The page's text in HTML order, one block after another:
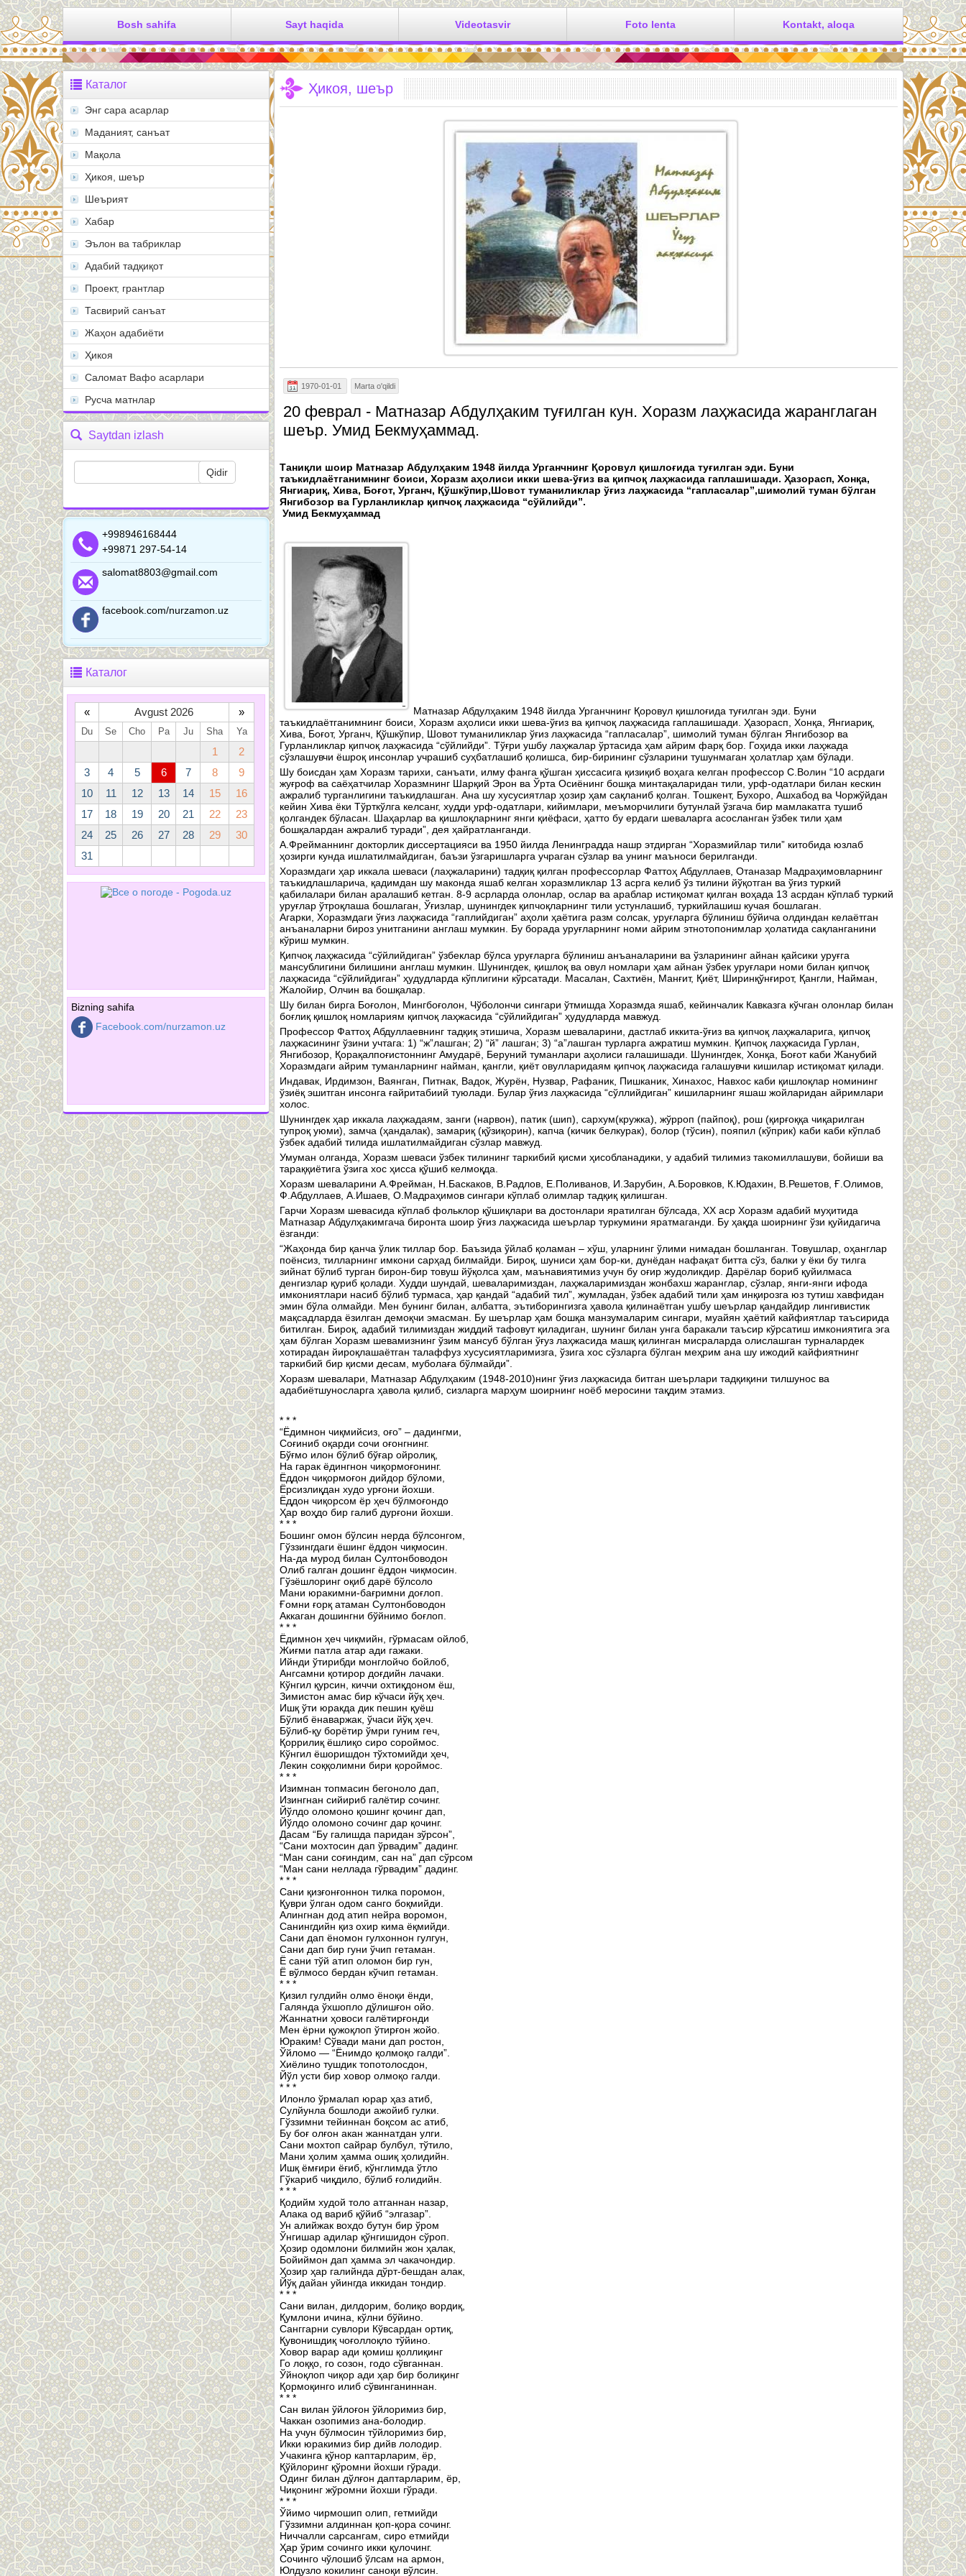
Bosh sahifa Sayt haqida Videotasvir Foto lenta Kontakt, aloqa
Каталог
Энг сара асарлар
Маданият, санъат
Мақола
Ҳикоя, шеър
Шеърият
Хабар
Эълон ва табриклар
Адабий тадқиқот
Проект, грантлар
Тасвирий санъат
Жаҳон адабиёти
Ҳикоя
Саломат Вафо асарлари
Русча матнлар
Saytdan izlash
+998946168444
+99871 297-54-14
salomat8803@gmail.com
facebook.com/nurzamon.uz
Каталог
« Avgust 2026 »
Du Se Cho Pa Ju Sha Ya
1
2
3
4 5 6 7 8
9
10
11 12 13 14 15
16
17
18 19 20 21 22
23
24
25 26 27 28 29
30
31
Bizning sahifa
Facebook.com/nurzamon.uz
Ҳикоя, шеър
1970-01-01 Marta o'qildi
20 феврал - Матназар Абдулҳаким туғилган кун. Хоразм лаҳжасида жаранглаган
шеър. Умид Бекмуҳаммад.
Таниқли шоир Матназар Абдулҳаким 1948 йилда Урганчнинг Қоровул қишлоғида туғилган эди. Буни
таъкидлаётганимнинг боиси, Хоразм аҳолиси икки шева-ўғиз ва қипчоқ лаҳжасида гаплашишади. Ҳазорасп, Хонқа,
Янгиариқ, Хива, Боғот, Урганч, Қўшкўпир,Шовот туманиликлар ўғиз лаҳжасида “гапласалар”,шимолий туман бўлган
Янгибозор ва Гурланликлар қипчоқ лаҳжасида “сўйлийди”.
Умид Бекмуҳаммад
Матназар Абдулҳаким 1948 йилда Урганчнинг Қоровул қишлоғида туғилган эди. Буни
таъкидлаётганимнинг боиси, Хоразм аҳолиси икки шева-ўғиз ва қипчоқ лаҳжасида гаплашишади. Ҳазорасп, Хонқа, Янгиариқ,
Хива, Боғот, Урганч, Қўшкўпир, Шовот туманиликлар ўғиз лаҳжасида “гапласалар”, шимолий туман бўлган Янгибозор ва
Гурланликлар қипчоқ лаҳжасида “сўйлийди”. Тўғри ушбу лаҳжалар ўртасида ҳам айрим фарқ бор. Гоҳида икки лаҳжада
сўзлашувчи ёшроқ инсонлар учрашиб суҳбатлашиб қолишса, бир-бирининг сўзларини тушунмаган ҳолатлар ҳам бўлади.
Шу боисдан ҳам Хоразм тарихи, санъати, илму фанга қўшган ҳиссасига қизиқиб воҳага келган профессор С.Волин “10 асрдаги
жуғроф ва саёҳатчилар Хоразмнинг Шарқий Эрон ва Ўрта Осиёнинг бошқа минтақаларидан тили, урф-одатлари билан кескин
ажралиб турганлигини таъкидлашган. Ана шу хусусиятлар ҳозир ҳам сақланиб қолган. Тошкент, Бухоро, Ашхабод ва Чоржўйдан
кейин Хива ёки Тўрткўлга келсанг, худди урф-одатлари, кийимлари, меъморчилиги бутунлай ўзгача бир мамлакатга тушиб
қолгандек бўласан. Шаҳарлар ва қишлоқларнинг янги қиёфаси, ҳатто бу ердаги шеваларга асосланган ўзбек тили ҳам
бошқалардан ажралиб туради”, дея ҳайратланганди.
А.Фрейманнинг докторлик диссертацияси ва 1950 йилда Ленинградда нашр этдирган “Хоразмийлар тили” китобида юзлаб
ҳозирги кунда ишлатилмайдиган, баъзи ўзгаришларга учраган сўзлар ва унинг маъноси берилганди.
Хоразмдаги ҳар иккала шеваси (лаҳжаларини) тадқиқ қилган профессорлар Фаттоҳ Абдуллаев, Отаназар Мадраҳимовларнинг
таъкидлашларича, қадимдан шу маконда яшаб келган хоразмликлар 13 асрга келиб ўз тилини йўқотган ва ўғиз туркий
қабилалари билан аралашиб кетган. 8-9 асрларда олонлар, ослар ва араблар истиқомат қилган воҳада 13 асрдан кўплаб туркий
уруғлар ўтроқлаша бошлаган, Ўғизлар, шунингдек қипчоқларнинг тили устунлашиб, туркийлашиш кучая бошлаган.
Агарки, Хоразмдаги ўғиз лаҳжасида “гаплийдиган” аҳоли ҳаётига разм солсак, уруғларга бўлиниш бўйича олдиндан келаётган
анъаналарни бироз унитганини англаш мумкин. Бу борада уруғларнинг номи айрим этнотопонимлар ҳолатида сақланганини
кўриш мумкин.
Қипчоқ лаҳжасида “сўйлийдиган” ўзбеклар бўлса уруғларга бўлиниш анъаналарини ва ўзларининг айнан қайсики уруғга
мансублигини билишини англаш мумкин. Шунингдек, қишлоқ ва овул номлари ҳам айнан ўзбек уруғлари номи билан қипчоқ
лаҳжасида “сўйлийдиган” ҳудудларда кўплигини кўрсатади. Масалан, Сахтиён, Манғит, Қиёт, Ширинқўнғирот, Қангли, Найман,
Жалойир, Олчин ва бошқалар.
Шу билан бирга Боғолон, Мингбоғолон, Чўболончи сингари ўтмишда Хоразмда яшаб, кейинчалик Кавказга кўчган олонлар билан
боғлиқ қишлоқ номлариям қипчоқ лаҳжасида “сўйлийдиган” ҳудудларда мавжуд.
Профессор Фаттоҳ Абдуллаевнинг тадқиқ этишича, Хоразм шеваларини, дастлаб иккита-ўғиз ва қипчоқ лаҳжаларига, қипчоқ
лаҳжасининг ўзини учтага: 1) “ж”лашган; 2) “й” лашган; 3) “а”лашган турларга ажратиш мумкин. Қипчоқ лаҳжасида Гурлан,
Янгибозор, Қорақалпоғистоннинг Амударё, Беруний туманлари аҳолиси галашишади. Шунингдек, Хонқа, Боғот каби Жанубий
Хоразмдаги айрим туманларнинг найман, қангли, қиёт овулларидаям қипчоқ лаҳжасида галашувчи кишилар истиқомат қилади.
Индавак, Ирдимзон, Ваянган, Питнак, Вадок, Журён, Нузвар, Рафаник, Пишканик, Хинахос, Навхос каби қишлоқлар номининг
ўзиёқ эшитган инсонга ғайритабиий туюлади. Булар ўғиз лаҳжасида “сўллийдиган” кишиларнинг яшаш жойларидан айримлари
холос.
Шунингдек ҳар иккала лаҳжадаям, занги (нарвон), патик (шип), сархум(кружка), жўрроп (пайпоқ), рош (қирғоққа чиқарилган
тупроқ уюми), замча (ҳандалак), замариқ (қўзиқорин), капча (кичик белкурак), болор (тўсин), пояпил (кўприк) каби каби кўплаб
ўзбек адабий тилида ишлатилмайдиган сўзлар мавжуд.
Умуман олганда, Хоразм шеваси ўзбек тилининг таркибий қисми ҳисобланадики, у адабий тилимиз такомиллашуви, бойиши ва
тараққиётига ўзига хос ҳисса қўшиб келмоқда.
Хоразм шеваларини А.Фрейман, Н.Баскаков, В.Радлов, Е.Поливанов, И.Зарубин, А.Боровков, К.Юдахин, В.Решетов, Ғ.Олимов,
Ф.Абдуллаев, А.Ишаев, О.Мадраҳимов сингари кўплаб олимлар тадқиқ қилишган.
Гарчи Хоразм шевасида кўплаб фольклор қўшиқлари ва достонлари яратилган бўлсада, ХХ аср Хоразм адабий муҳитида
Матназар Абдулҳакимгача биронта шоир ўғиз лаҳжасида шеърлар туркумини яратмаганди. Бу ҳақда шоирнинг ўзи қуйидагича
ёзганди:
“Жаҳонда бир қанча ўлик тиллар бор. Баъзида ўйлаб қоламан – хўш, уларнинг ўлими нимадан бошланган. Товушлар, оҳанглар
поёнсиз, тилларнинг имкони сарҳад билмайди. Бироқ, шуниси ҳам бор-ки, дунёдан нафақат битта сўз, балки у ёки бу тилга
зийнат бўлиб турган бирон-бир товуш йўқолса ҳам, маънавиятимиз учун бу оғир жудоликдир. Дарёлар бориб қуйилмаса
денгизлар қуриб қолади. Худди шундай, шеваларимиздан, лаҳжаларимиздан жонбахш жаранглар, сўзлар, янги-янги ифода
имкониятлари насиб бўлиб турмаса, ҳар қандай “адабий тил”, жумладан, ўзбек адабий тили ҳам инқирозга юз тутиш хавфидан
эмин бўла олмайди. Мен бунинг билан, албатта, эътиборингизга ҳавола қилинаётган ушбу шеърлар қандайдир лингивистик
мақсадларда ёзилган демоқчи эмасман. Бу шеърлар ҳам бошқа манзумаларим сингари, муайян ҳаётий кайфиятлар таъсирида
битилган. Бироқ, адабий тилимиздан жиддий тафовут қиладиган, шунинг билан унга баракали таъсир кўрсатиш имкониятига эга
ҳам бўлган Хоразм шевамизнинг ўзим мансуб бўлган ўғуз лаҳжасида машқ қилинган мисраларда олислашган турналардек
хотирадан йироқлашаётган талаффуз хусусиятларимизга, ўзига хос сўзларга бўлган меҳрим ана шу ижодий кайфиятнинг
таркибий бир қисми десам, муболаға бўлмайди”.
Хоразм шевалари, Матназар Абдулҳаким (1948-2010)нинг ўғиз лаҳжасида битган шеърлари тадқиқини тилшунос ва
адабиётшуносларга ҳавола қилиб, сизларга марҳум шоирнинг ноёб меросини тақдим этамиз.
* * *
“Ёдимнон чиқмийсиз, оғо” – дадингми,
Соғиниб оқарди сочи оғонгнинг.
Бўғмо илон бўлиб бўғар ойролиқ,
На гарак ёдингнон чиқормоғонинг.
Ёддон чиқормоғон дийдор бўломи,
Ёрсизлиқдан худо урғони йохши.
Ёддон чиқорсом ёр ҳеч бўлмоғондо
Ҳар воҳдо бир галиб дурғони йохши.
* * *
Бошинг омон бўлсин нерда бўлсонгом,
Гўззингдаги ёшинг ёддон чиқмосин.
На-да мурод билан Султонбоводон
Олиб галган дошинг ёддон чиқмосин.
Гўзёшлоринг оқиб дарё бўлсоло
Мани юракимни-бағримни доғлоп.
Ғомни ғорқ атаман Султонбоводон
Аккаган дошингни бўйнимо боғлоп.
* * *
Ёдимнон ҳеч чиқмийн, гўрмасам ойлоб,
Жиғми патла атар ади гажаки.
Ийнди ўтирибди монглойчо бойлоб,
Ангсамни қотирор доғдийн лачаки.
Кўнгил қурсин, киччи охтиқдоном ёш,
Зимистон амас бир кўчаси йўқ ҳеч.
Ишқ ўти юракда дик пешин қуёш
Бўлиб ёнаваржак, ўчаси йўқ ҳеч.
Бўлиб-қу борётир ўмри гуним геч,
Қоррилиқ ёшлиқо сиро сороймос.
Кўнгил ёшоришдон тўхтомийди ҳеч,
Лекин соққолимни бири қороймос.
* * *
Изимнан топмасин бегоноло дап,
Изингнан сийириб галётир сочинг.
Йўлдо оломоно қошинг қочинг дап,
Йўлдо оломоно сочинг дар қочинг.
Дасам “Бу галишда паридан зўрсон”,
“Сани мохтосин дап ўрвадим” дадинг.
“Ман сани соғиндим, сан на” дап сўрсом
“Ман сани неллада гўрвадим” дадинг.
* * *
Сани қизғонғоннон тилка поромон,
Қуври ўлган одом санго боқмийди.
Алингнан дод атип нейра воромон,
Санингдийн қиз охир кима ёқмийди.
Сани дап ёномон гулхоннон гулгун,
Сани дап бир гуни ўчип гетаман.
Ё сани тўй атип оломон бир гун,
Ё вўлмосо бердан кўчип гетаман.
* * *
Қизил гулдийн олмо ёноқи ёнди,
Галянда ўхшопло дўлишғон ойо.
Жаннатни ҳовоси галётирғонди
Мен ёрни қужоқлоп ўтирғон жойо.
Юраким! Сўвади мани дап ростон,
Ўйломо — “Ёнимдо қолмоқо галди”.
Хиёлино тушдик топотолосдон,
Йўл усти бир ховор олмоқо галди.
* * *
Илонло ўрмалап юрар ҳаз атиб,
Сулйунла бошлоди ажойиб гулки.
Гўззимни тейиннан боқсом ас атиб,
Бу боғ олғон акан жаннатдан улги.
Сани мохтоп сайрар булбул, тўтило,
Мани ҳолим ҳамма ошиқ ҳолидийн.
Ишқ ёмғири ёғиб, кўнглимда ўтло
Гўкариб чиқдило, бўлиб ғолидийн.
* * *
Қодийм худой толо атганнан назар,
Алака од вариб қўйиб “элгазар”.
Ун алийжак вохдо бутун бир ўром
Ўнгишар адилар қўнгишидон сўроп.
Ҳозир одомлони билмийн жон ҳалак,
Бойиймон дап ҳамма эл чакачондир.
Ҳозир ҳар галийнда дўрт-бешдан алак,
Йўқ дайан уйингда иккидан тондир.
* * *
Сани вилан, дилдорим, болиқо вордиқ,
Қумлони ичина, кўлни бўйино.
Санггарни сувлори Кўвсардан ортиқ,
Қувонишдиқ чоғоллоқло тўйино.
Ховор варар ади қомиш қоллиқинг
Го лоққо, го созон, годо сўвганнан.
Ўйноқлоп чиқор ади ҳар бир болиқинг
Қормоқинго илиб сўвинганиннан.
* * *
Сан вилан ўйлоғон ўйлоримиз бир,
Чаккан озопимиз ана-болодир.
На учун бўлмосин тўйлоримиз бир,
Икки юракимиз бир дийв лолодир.
Учакинга қўнор каптарларим, ёр,
Қўйлоринг қўромни йохши гўради.
Одинг билан дўлғон даптарларим, ёр,
Чиқонинг жўромни йохши гўради.
* * *
Ўйимо чирмошип олип, гетмийди
Гўззимни алдиннан қоп-қора сочинг.
Ниччалли сaрсангам, сиро етмийди
Ҳар ўрим сочинго икки қулочинг.
Сочинго чўлошиб ўлсам на армон,
Юлдузло кокилинг саноқи вўлсин.